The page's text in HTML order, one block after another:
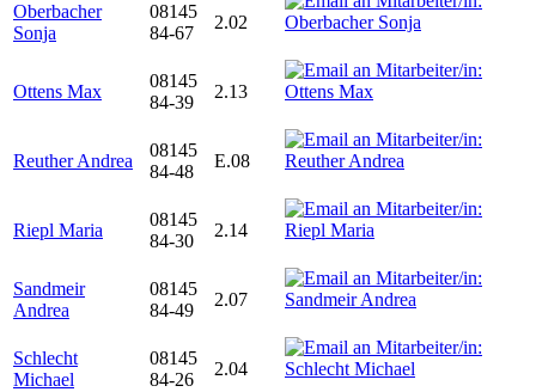
Oberbacher
Sonja
08145
84-67
2.02
Ottens Max
08145
84-39
2.13
Reuther Andrea
08145
84-48
E.08
Riepl Maria
08145
84-30
2.14
Sandmeir
Andrea
08145
84-49
2.07
Schlecht
Michael
08145
84-26
2.04